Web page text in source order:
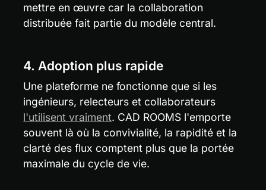
mettre en œuvre car la collaboration
distribuée fait partie du modèle central.
4. Adoption plus rapide
Une plateforme ne fonctionne que si les
ingénieurs, relecteurs et collaborateurs
l'utilisent vraiment. CAD ROOMS l'emporte
souvent là où la convivialité, la rapidité et la
clarté des flux comptent plus que la portée
maximale du cycle de vie.